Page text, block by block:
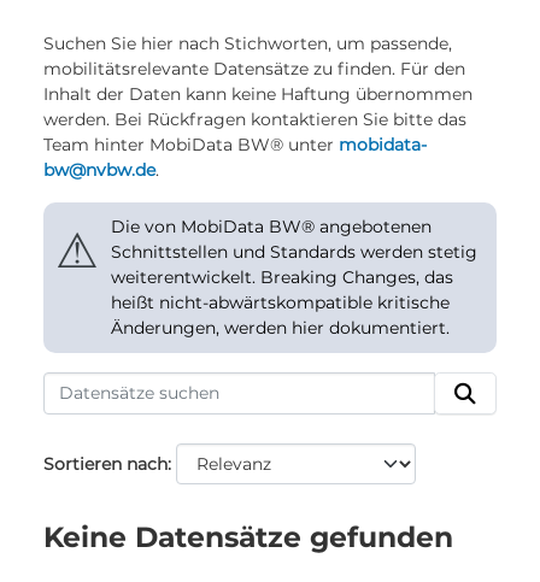
Suchen Sie hier nach Stichworten, um passende,
mobilitätsrelevante Datensätze zu finden. Für den
Inhalt der Daten kann keine Haftung übernommen
werden. Bei Rückfragen kontaktieren Sie bitte das
Team hinter MobiData BW® unter mobidata-
bw@nvbw.de.
⚠
Die von MobiData BW® angebotenen
Schnittstellen und Standards werden stetig
weiterentwickelt. Breaking Changes, das
heißt nicht-abwärtskompatible kritische
Änderungen, werden hier dokumentiert.
Sortieren nach
Keine Datensätze gefunden